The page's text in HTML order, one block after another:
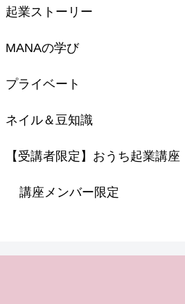
起業ストーリー
MANAの学び
プライベート
ネイル＆豆知識
【受講者限定】おうち起業講座
講座メンバー限定